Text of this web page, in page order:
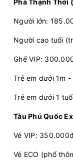
Phà Thạnh Thới
Người lớn:
Người cao tuổi
Ghế VIP:
Trẻ em dưới 1m
Trẻ em dưới 1
Tàu Phú Quốc
Vé VIP:
Vé ECO (phổ